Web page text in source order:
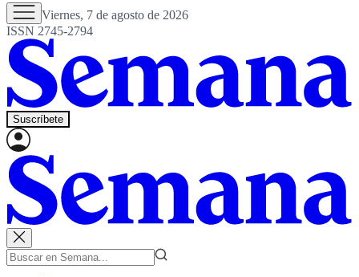
Viernes, 7 de agosto de 2026
ISSN 2745-2794
Suscríbete